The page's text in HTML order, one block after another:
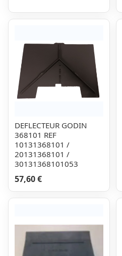
DEFLECTEUR GODIN
368101 REF
10131368101 /
20131368101 /
30131368101053
57,60 €